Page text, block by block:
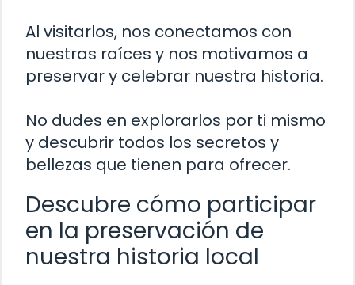
Al visitarlos, nos conectamos con
nuestras raíces y nos motivamos a
preservar y celebrar nuestra historia.
No dudes en explorarlos por ti mismo
y descubrir todos los secretos y
bellezas que tienen para ofrecer.
Descubre cómo participar
en la preservación de
nuestra historia local